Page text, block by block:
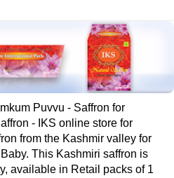
Puvvu - Saffron for
- IKS online store for
from the Kashmir valley for
This Kashmiri saffron is
available in Retail packs of 1